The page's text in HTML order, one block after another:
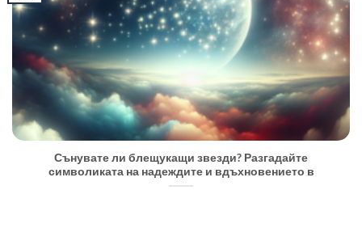
Сънувате ли блещукащи звезди? Разгадайте
символиката на надеждите и вдъхновението в